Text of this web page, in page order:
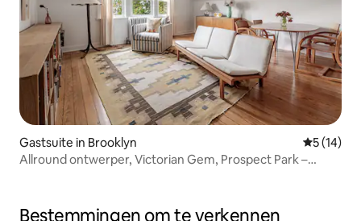
Gastsuite in Brooklyn
5 (14)
Allround ontwerper, Victorian Gem, Prospect Park –
Bestemmingen om te verkennen